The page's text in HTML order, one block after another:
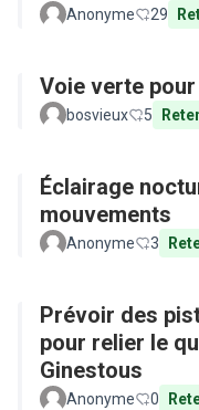
Anonyme 29
Voie verte
bosvieux 5
Éclairage
mouvements
Anonyme 3
Prévoir des
pour relier le
Ginestous
Anonyme 0